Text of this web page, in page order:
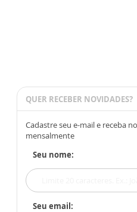
QUER RECEBER NOVIDADES?
Cadastre seu e-mail e receba
mensalmente
Seu nome:
Seu email: